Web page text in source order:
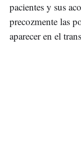
pacientes y sus
precozmente las
aparecer en el